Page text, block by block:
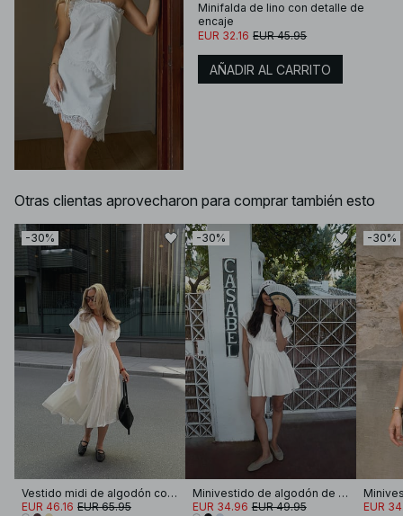
Minifalda de lino con detalle de
encaje
EUR 32.16 EUR 45.95
AÑADIR AL CARRITO
Otras clientas aprovecharon para comprar también esto
-30%
Vestido midi de algodón con mangas cortas y plisados
EUR 46.16 EUR 65.95
-30%
Minivestido de algodón de manga corta y plisado
EUR 34.96 EUR 49.95
-30%
EUR